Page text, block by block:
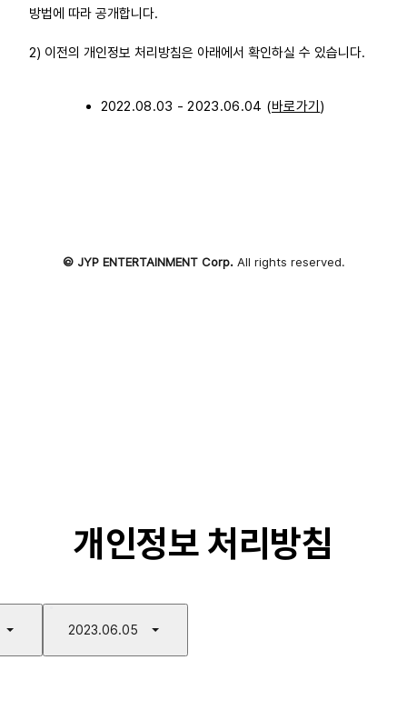
방법에 따라 공개합니다.
2) 이전의 개인정보 처리방침은 아래에서 확인하실 수 있습니다.
2022.08.03 - 2023.06.04 (바로가기 )
© JYP ENTERTAINMENT Corp.All rights reserved.
개인정보 처리방침
2023.06.05